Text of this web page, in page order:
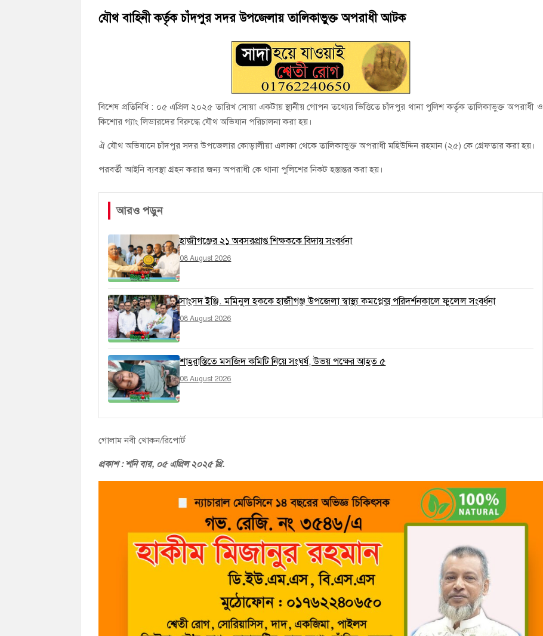
হাজীগঞ্জে ৬ বছরের শিশুকে ধর্ষণের অভিযোগে কেয়ারটেকার আটক
যৌথ বাহিনী কর্তৃক চাঁদপুর সদর উপজেলায় তালিকাভুক্ত অপরাধী আটক
বিশেষ প্রতিনিধি : ০৫ এপ্রিল ২০২৫ তারিখ সোয়া একটায় স্থানীয় গোপন তথ্যের ভিত্তিতে চাঁদপুর থানা পুলিশ কর্তৃক তালিকাভুক্ত অপরাধী ও
কিশোর গ্যাং লিডারদের বিরুদ্ধে যৌথ অভিযান পরিচালনা করা হয়।
ঐ যৌথ অভিযানে চাঁদপুর সদর উপজেলার কোড়ালীয়া এলাকা থেকে তালিকাভুক্ত অপরাধী মহিউদ্দিন রহমান (২৫) কে গ্রেফতার করা হয়।
পরবর্তী আইনি ব্যবস্থা গ্রহন করার জন্য অপরাধী কে থানা পুলিশের নিকট হস্তান্তর করা হয়।
আরও পড়ুন
হাজীগঞ্জের ২১ অবসরপ্রাপ্ত শিক্ষককে বিদায় সংবর্ধনা
08 August 2026
সাংসদ ইঞ্জি. মমিনুল হককে হাজীগঞ্জ উপজেলা স্বাস্থ্য কমপ্লেক্স পরিদর্শনকালে ফুলেল সংবর্ধনা
08 August 2026
শাহরাস্তিতে মসজিদ কমিটি নিয়ে সংঘর্ষ, উভয় পক্ষের আহত ৫
08 August 2026
গোলাম নবী খোকন/রিপোর্ট
প্রকাশ : শনি বার, ০৫ এপ্রিল ২০২৫ খ্রি.